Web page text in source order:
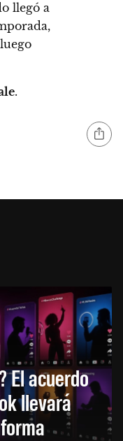
llegó a
.
El acuerdo
llevará